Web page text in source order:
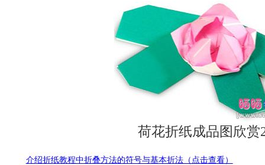
荷花折纸成品图欣赏
介绍折纸教程中折叠方法的符号与基本折法（点击查看）